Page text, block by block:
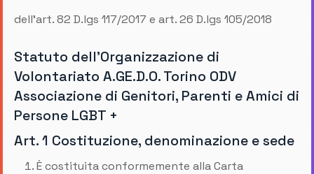
dell’art. 82 D.lgs 117/2017 e art. 26 D.lgs 105/2018
Statuto dell’Organizzazione di
Volontariato A.GE.D.O. Torino ODV
Associazione di Genitori, Parenti e Amici di
Persone LGBT +
Art. 1 Costituzione, denominazione e sede
È costituita conformemente alla Carta